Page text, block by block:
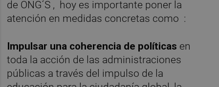
de ONG´S , hoy es importante poner la
atención en medidas concretas como :
Impulsar una coherencia de políticas en
toda la acción de las administraciones
públicas a través del impulso de la